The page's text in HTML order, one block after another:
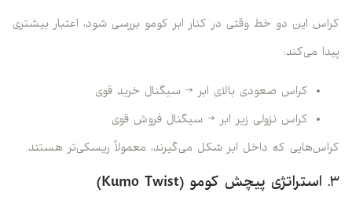
کراس این دو خط وقتی در کنار ابر کومو بررسی شود، اعتبار بیشتری
پیدا می‌کند:
کراس صعودی بالای ابر → سیگنال خرید قوی
کراس نزولی زیر ابر → سیگنال فروش قوی
کراس‌هایی که داخل ابر شکل می‌گیرند، معمولاً ریسکی‌تر هستند.
۳. استراتژی پیچش کومو (Kumo Twist)